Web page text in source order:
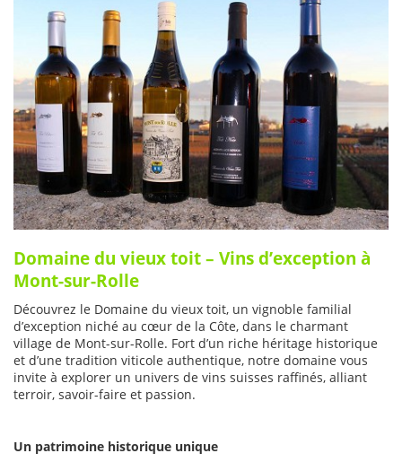
Domaine du vieux toit – Vins d’exception à
Mont-sur-Rolle
Découvrez le Domaine du vieux toit, un vignoble familial
d’exception niché au cœur de la Côte, dans le charmant
village de Mont-sur-Rolle. Fort d’un riche héritage historique
et d’une tradition viticole authentique, notre domaine vous
invite à explorer un univers de vins suisses raffinés, alliant
terroir, savoir-faire et passion.
Un patrimoine historique unique